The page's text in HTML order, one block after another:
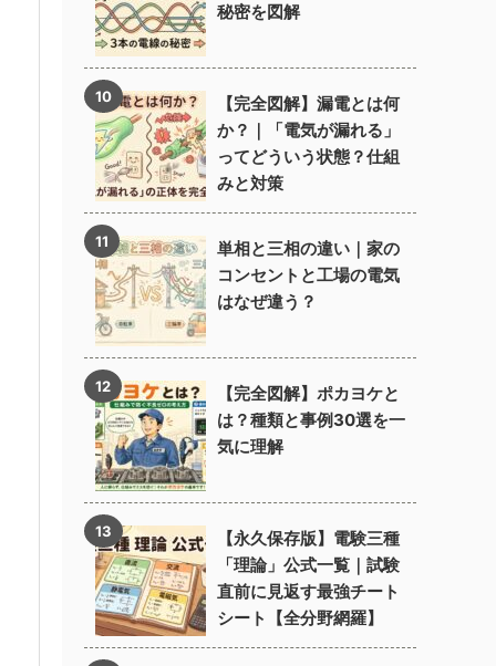
秘密を図解
【完全図解】漏電とは何
か？｜「電気が漏れる」
ってどういう状態？仕組
みと対策
単相と三相の違い｜家の
コンセントと工場の電気
はなぜ違う？
【完全図解】ポカヨケと
は？種類と事例30選を一
気に理解
【永久保存版】電験三種
「理論」公式一覧｜試験
直前に見返す最強チート
シート【全分野網羅】